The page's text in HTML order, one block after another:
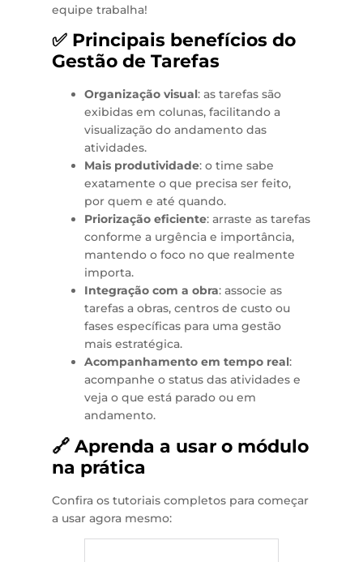
equipe trabalha!
✅ Principais benefícios do
Gestão de Tarefas
Organização visual: as tarefas são
exibidas em colunas, facilitando a
visualização do andamento das
atividades.
Mais produtividade: o time sabe
exatamente o que precisa ser feito,
por quem e até quando.
Priorização eficiente: arraste as tarefas
conforme a urgência e importância,
mantendo o foco no que realmente
importa.
Integração com a obra: associe as
tarefas a obras, centros de custo ou
fases específicas para uma gestão
mais estratégica.
Acompanhamento em tempo real:
acompanhe o status das atividades e
veja o que está parado ou em
andamento.
🔗 Aprenda a usar o módulo
na prática
Confira os tutoriais completos para começar
a usar agora mesmo: